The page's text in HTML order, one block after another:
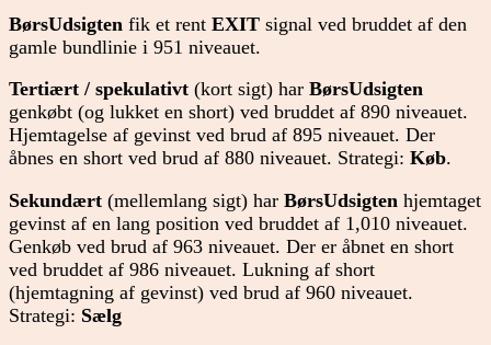
BørsUdsigten fik et rent EXIT signal ved bruddet af den
gamle bundlinie i 951 niveauet.
Tertiært / spekulativt (kort sigt) har BørsUdsigten
genkøbt (og lukket en short) ved bruddet af 890 niveauet.
Hjemtagelse af gevinst ved brud af 895 niveauet. Der
åbnes en short ved brud af 880 niveauet. Strategi: Køb.
Sekundært (mellemlang sigt) har BørsUdsigten hjemtaget
gevinst af en lang position ved bruddet af 1,010 niveauet.
Genkøb ved brud af 963 niveauet. Der er åbnet en short
ved bruddet af 986 niveauet. Lukning af short
(hjemtagning af gevinst) ved brud af 960 niveauet.
Strategi: Sælg